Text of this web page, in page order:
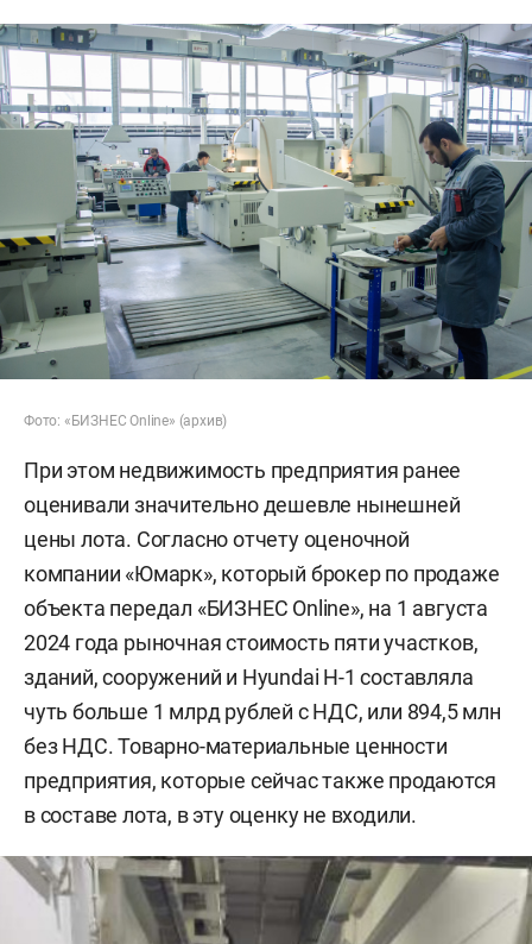
Фото: «БИЗНЕС Online» (архив)
При этом недвижимость предприятия ранее
оценивали значительно дешевле нынешней
цены лота. Согласно отчету оценочной
компании «Юмарк», который брокер по продаже
объекта передал «БИЗНЕС Online», на 1 августа
2024 года рыночная стоимость пяти участков,
зданий, сооружений и Hyundai H-1 составляла
чуть больше 1 млрд рублей с НДС, или 894,5 млн
без НДС. Товарно-материальные ценности
предприятия, которые сейчас также продаются
в составе лота, в эту оценку не входили.